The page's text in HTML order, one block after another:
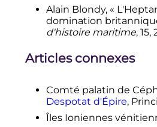
Alain Blondy, «
domination
d'histoire maritime, 15,
Articles connexes
Comté palatin de
Despotat d'Épire,
Îles Ioniennes